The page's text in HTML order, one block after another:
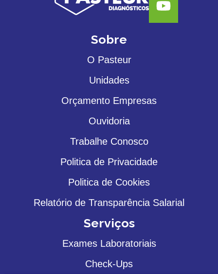
Sobre
O Pasteur
Unidades
Orçamento Empresas
Ouvidoria
Trabalhe Conosco
Politica de Privacidade
Politica de Cookies
Relatório de Transparência Salarial
Serviços
Exames Laboratoriais
Check-Ups